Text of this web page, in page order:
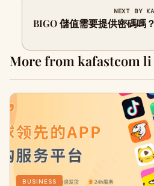
NEXT BY
BIGO 儲值需要提供密碼嗎
More from kafastcom li
BUSINESS